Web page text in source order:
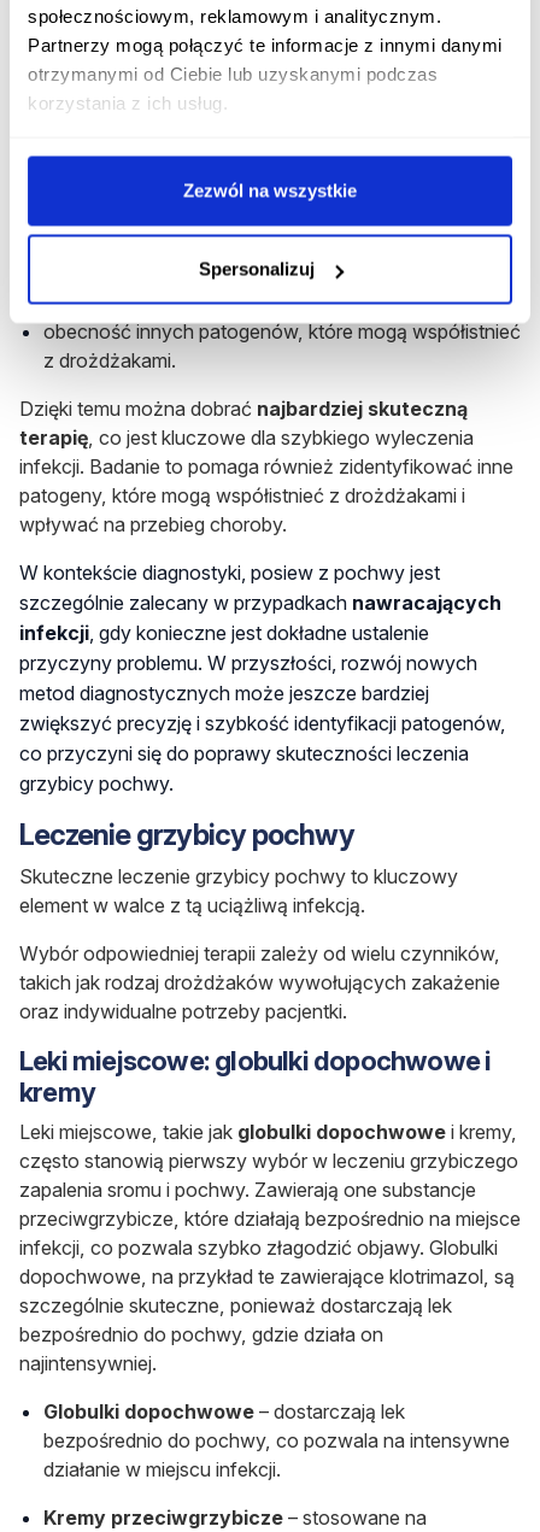
społecznościowym, reklamowym i analitycznym.
Partnerzy mogą połączyć te informacje z innymi danymi
otrzymanymi od Ciebie lub uzyskanymi podczas
korzystania z ich usług.
Zezwól na wszystkie
Spersonalizuj
wydzieliny z pochwy, aby precyzyjnie zidentyfikować
patogeny odpowiedzialne za infekcję. Posiew jest
szczególnie przydatny, gdy objawy są nietypowe lub gdy
standardowe leczenie nie przynosi oczekiwanych
Posiew z pochwy pozwala dokładnie określić:
rodzaj drożdżaków,
ich wrażliwość na różne leki przeciwgrzybicze,
obecność innych patogenów, które mogą współistnieć
z drożdżakami.
Dzięki temu można dobrać najbardziej skuteczną
terapię , co jest kluczowe dla szybkiego wyleczenia
infekcji. Badanie to pomaga również zidentyfikować inne
patogeny, które mogą współistnieć z drożdżakami i
wpływać na przebieg choroby.
W kontekście diagnostyki, posiew z pochwy jest
szczególnie zalecany w przypadkach nawracających
infekcji , gdy konieczne jest dokładne ustalenie
przyczyny problemu. W przyszłości, rozwój nowych
metod diagnostycznych może jeszcze bardziej
zwiększyć precyzję i szybkość identyfikacji patogenów,
co przyczyni się do poprawy skuteczności leczenia
grzybicy pochwy.
Leczenie grzybicy pochwy
Skuteczne leczenie grzybicy pochwy to kluczowy
element w walce z tą uciążliwą infekcją.
Wybór odpowiedniej terapii zależy od wielu czynników,
takich jak rodzaj drożdżaków wywołujących zakażenie
oraz indywidualne potrzeby pacjentki.
Leki miejscowe: globulki dopochwowe i
kremy
Leki miejscowe, takie jak globulki dopochwowe i kremy,
często stanowią pierwszy wybór w leczeniu grzybiczego
zapalenia sromu i pochwy. Zawierają one substancje
przeciwgrzybicze, które działają bezpośrednio na miejsce
infekcji, co pozwala szybko złagodzić objawy. Globulki
dopochwowe, na przykład te zawierające klotrimazol, są
szczególnie skuteczne, ponieważ dostarczają lek
bezpośrednio do pochwy, gdzie działa on
najintensywniej.
Globulki dopochwowe – dostarczają lek
bezpośrednio do pochwy, co pozwala na intensywne
działanie w miejscu infekcji.
Kremy przeciwgrzybicze – stosowane na